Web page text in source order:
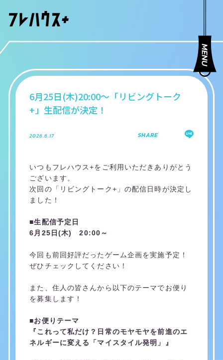
6月25日(木)20:00～「リビングトーク
+」生配信が決定！
2026.6.17 SHARE
いつもフレハウス+をご利用いただきありがとう
ございます。
次回の「リビングトーク+」の配信日時が決定し
ました！
■生配信予定日
6月25日(木) 20:00～
今回も前回好評だったゲーム企画を実施予定！
ぜひチェックしてください！
また、住人の皆さんから以下のテーマでお便り
を募集します！
■お便りテーマ
『これって私だけ？日常のモヤモヤを前進のエ
ネルギーに変える「マイスタイル発明」』